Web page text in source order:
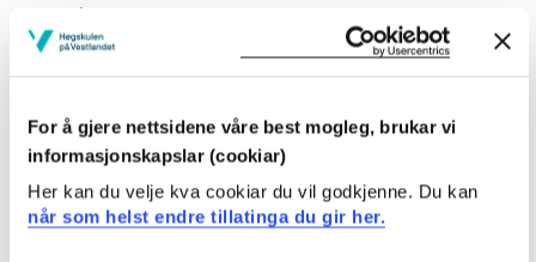
For å gjere nettsidene våre best mogleg, brukar vi
informasjonskapslar (cookiar)
Her kan du velje kva cookiar du vil godkjenne. Du kan
når som helst endre tillatinga du gir her.
angulært moment
Kunnskapar
Studenten